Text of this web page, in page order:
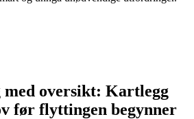
oversikt: Kartlegg
før flyttingen begynner